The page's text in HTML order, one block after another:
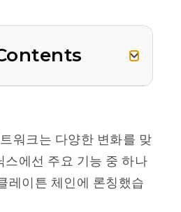
워크는 다양한 변화를 맞
스에선 주요 기능 중 하나
레이튼 체인에 론칭했습